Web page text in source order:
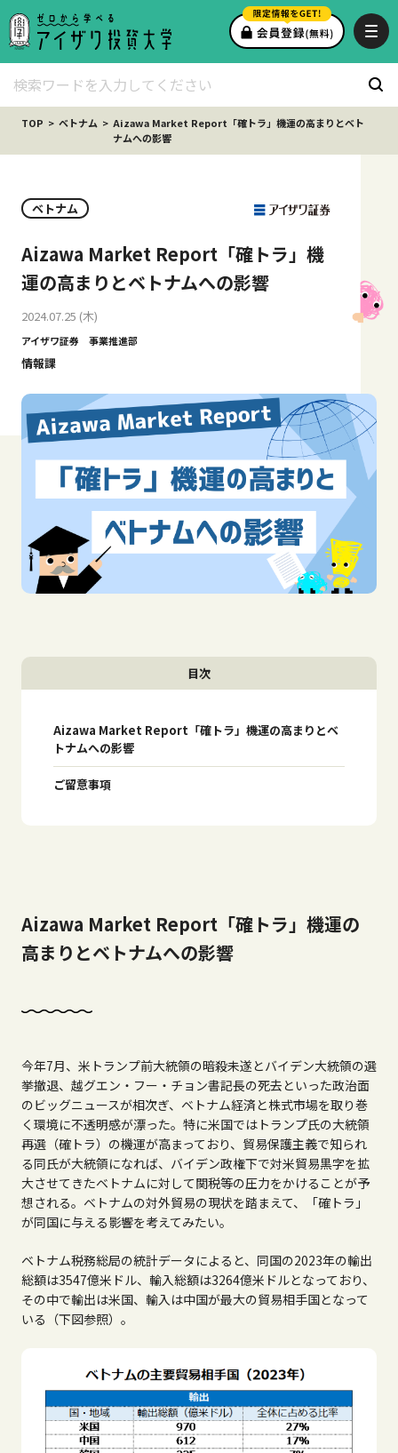
TOP ベトナム
Aizawa Market Report「確トラ」機運の高まりとベト
ナムへの影響
ベトナム
Aizawa Market Report「確トラ」機
運の高まりとベトナムへの影響
2024.07.25 (木)
アイザワ証券 事業推進部
情報課
目次
Aizawa Market Report「確トラ」機運の高まりとベ
トナムへの影響
ご留意事項
Aizawa Market Report「確トラ」機運の
高まりとベトナムへの影響
今年7月、米トランプ前大統領の暗殺未遂とバイデン大統領の選
挙撤退、越グエン・フー・チョン書記長の死去といった政治面
のビッグニュースが相次ぎ、ベトナム経済と株式市場を取り巻
く環境に不透明感が漂った。特に米国ではトランプ氏の大統領
再選（確トラ）の機運が高まっており、貿易保護主義で知られ
る同氏が大統領になれば、バイデン政権下で対米貿易黒字を拡
大させてきたベトナムに対して関税等の圧力をかけることが予
想される。ベトナムの対外貿易の現状を踏まえて、「確トラ」
が同国に与える影響を考えてみたい。
ベトナム税務総局の統計データによると、同国の2023年の輸出
総額は3547億米ドル、輸入総額は3264億米ドルとなっており、
その中で輸出は米国、輸入は中国が最大の貿易相手国となって
いる（下図参照）。